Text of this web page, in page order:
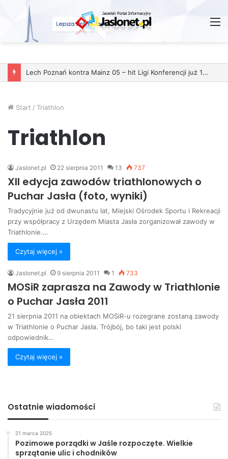
Lech Poznań kontra Mainz 05 – hit Ligi Konferencji już 11 grudnia
Start / Triathlon
Triathlon
Jaslonet.pl 22 sierpnia 2011 13 737
XII edycja zawodów triathlonowych o
Puchar Jasła (foto, wyniki)
Tradycyjnie już od dwunastu lat, Miejski Ośrodek Sportu i Rekreacji
przy współpracy z Urzędem Miasta Jasła zorganizował zawody w
Triathlonie.…
Czytaj więcej »
Jaslonet.pl 9 sierpnia 2011 1 733
MOSiR zaprasza na Zawody w Triathlonie
o Puchar Jasła 2011
21 sierpnia 2011 na obiektach MOSiR-u rozegrane zostaną zawody
w Triathlonie o Puchar Jasła. Trójbój, bo taki jest polski
odpowiednik…
Czytaj więcej »
Ostatnie wiadomości
21 marca 2025
Pozimowe porządki w Jaśle rozpoczęte. Wielkie
sprzątanie ulic i chodników